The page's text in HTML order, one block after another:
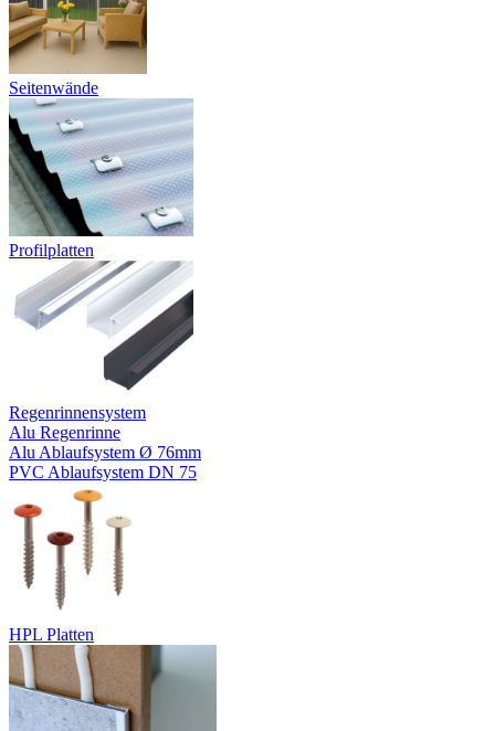
Seitenwände
Profilplatten
Regenrinnensystem
Alu Regenrinne
Alu Ablaufsystem Ø 76mm
PVC Ablaufsystem DN 75
HPL Platten